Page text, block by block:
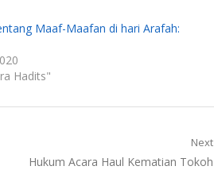
Maaf-Maafan di hari Arafah:
Hadits"
Next
Next
Hukum Acara Haul Kematian Tokoh